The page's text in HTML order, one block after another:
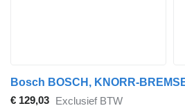
€ 129,03 Exclusief BTW